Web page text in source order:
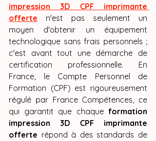
impression 3D CPF imprimante
offerte n'est pas seulement un
moyen d'obtenir un équipement
technologique sans frais personnels ;
c'est avant tout une démarche de
certification professionnelle. En
France, le Compte Personnel de
Formation (CPF) est rigoureusement
régulé par France Compétences, ce
qui garantit que chaque formation
impression 3D CPF imprimante
offerte répond à des standards de